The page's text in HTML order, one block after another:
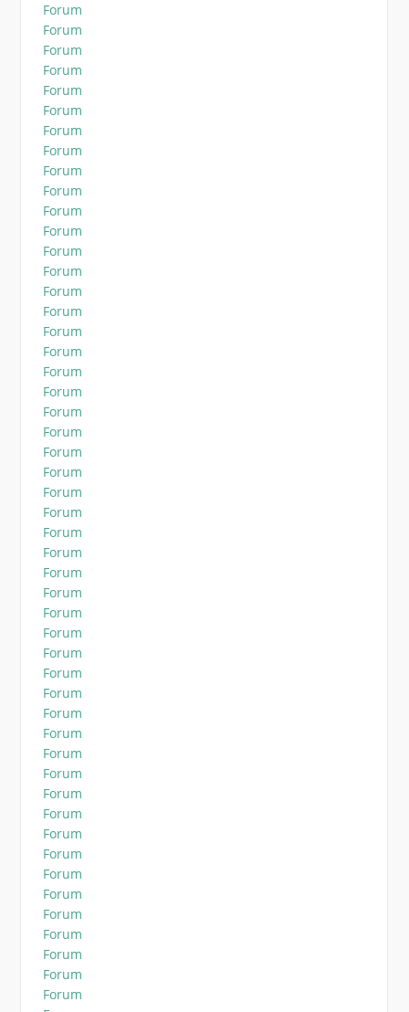
Forum
Forum
Forum
Forum
Forum
Forum
Forum
Forum
Forum
Forum
Forum
Forum
Forum
Forum
Forum
Forum
Forum
Forum
Forum
Forum
Forum
Forum
Forum
Forum
Forum
Forum
Forum
Forum
Forum
Forum
Forum
Forum
Forum
Forum
Forum
Forum
Forum
Forum
Forum
Forum
Forum
Forum
Forum
Forum
Forum
Forum
Forum
Forum
Forum
Forum